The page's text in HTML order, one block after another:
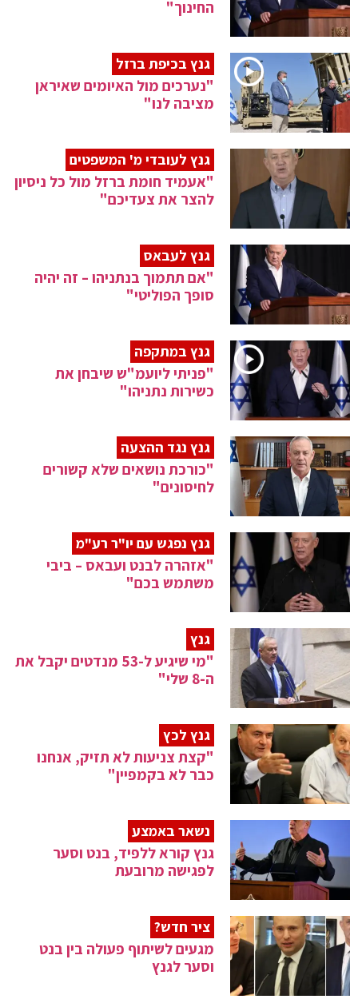
החינוך"
גנץ בכיפת ברזל
"נערכים מול האיומים שאיראן
מציבה לנו"
גנץ לעובדי מ' המשפטים
"אעמיד חומת ברזל מול כל ניסיון
להצר את צעדיכם"
גנץ לעבאס
"אם תתמוך בנתניהו – זה יהיה
סופך הפוליטי"
גנץ במתקפה
"פניתי ליועמ"ש שיבחן את
כשירות נתניהו"
גנץ נגד ההצעה
"כורכת נושאים שלא קשורים
לחיסונים"
גנץ נפגש עם יו"ר רע"מ
"אזהרה לבנט ועבאס – ביבי
משתמש בכם"
גנץ
"מי שיגיע ל-53 מנדטים יקבל את
ה-8 שלי"
גנץ לכץ
"קצת צניעות לא תזיק, אנחנו
כבר לא בקמפיין"
נשאר באמצע
גנץ קורא ללפיד, בנט וסער
לפגישה מרובעת
ציר חדש?
מגעים לשיתוף פעולה בין בנט
וסער לגנץ